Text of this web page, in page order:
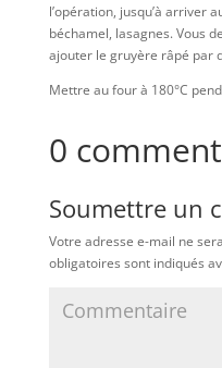
l’opération, jusqu’à arriver
béchamel, lasagnes. Vous
ajouter le gruyère râpé par
Mettre au four à 180°C
0
Soumettre un
Votre adresse e-mail ne
obligatoires sont indiqués